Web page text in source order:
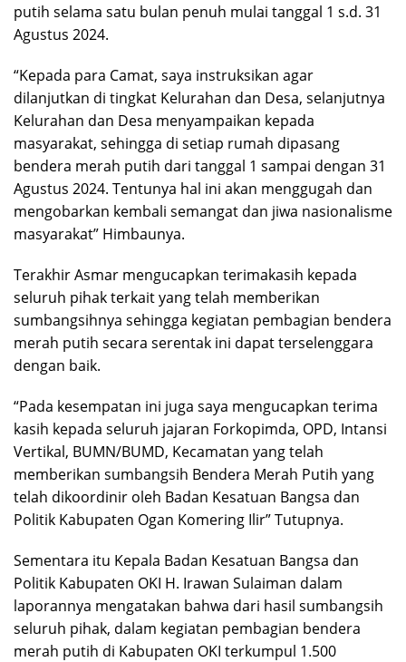
putih selama satu bulan penuh mulai tanggal 1 s.d. 31
Agustus 2024.
“Kepada para Camat, saya instruksikan agar
dilanjutkan di tingkat Kelurahan dan Desa, selanjutnya
Kelurahan dan Desa menyampaikan kepada
masyarakat, sehingga di setiap rumah dipasang
bendera merah putih dari tanggal 1 sampai dengan 31
Agustus 2024. Tentunya hal ini akan menggugah dan
mengobarkan kembali semangat dan jiwa nasionalisme
masyarakat” Himbaunya.
Terakhir Asmar mengucapkan terimakasih kepada
seluruh pihak terkait yang telah memberikan
sumbangsihnya sehingga kegiatan pembagian bendera
merah putih secara serentak ini dapat terselenggara
dengan baik.
“Pada kesempatan ini juga saya mengucapkan terima
kasih kepada seluruh jajaran Forkopimda, OPD, Intansi
Vertikal, BUMN/BUMD, Kecamatan yang telah
memberikan sumbangsih Bendera Merah Putih yang
telah dikoordinir oleh Badan Kesatuan Bangsa dan
Politik Kabupaten Ogan Komering Ilir” Tutupnya.
Sementara itu Kepala Badan Kesatuan Bangsa dan
Politik Kabupaten OKI H. Irawan Sulaiman dalam
laporannya mengatakan bahwa dari hasil sumbangsih
seluruh pihak, dalam kegiatan pembagian bendera
merah putih di Kabupaten OKI terkumpul 1.500